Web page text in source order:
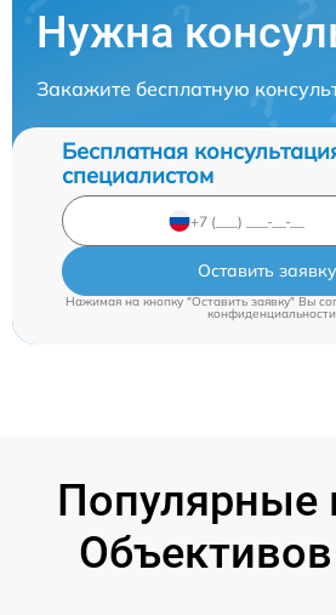
Нужна
Закажите бесплатную
Бесплатная
специалистом
Оставить заявку
Нажимая на кнопку "Оставить заявку" Вы
конфиденциальности
Популярные